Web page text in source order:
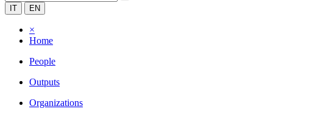
IT EN
×
Home
People
Outputs
Organizations